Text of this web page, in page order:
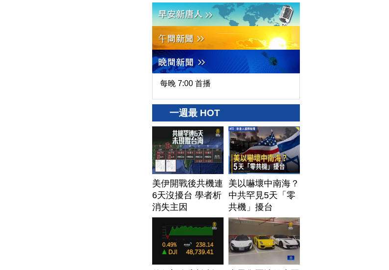
每晚 7:00 首播
一週最 HOT
美伊開戰後共機連
6天沒擾台 學者析
消失主因
美以嚇壞中南海？
中共罕見5天「零
共機」擾台